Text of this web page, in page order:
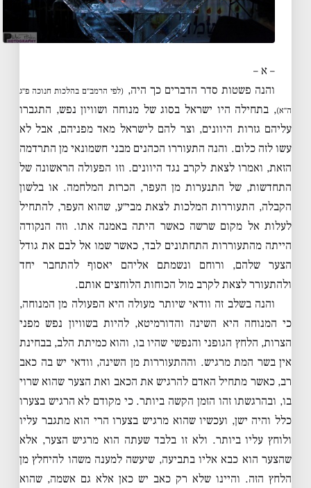
– א –
והנה פשטות סדר הדברים כך היה, (לפי הרמב״ם בהלכות חנוכה פ״ג
ה״א), בתחילה היו ישראל בסוג של מנוחה ושוויון נפש, התגברו
עליהם גזרות היוונים, וצר להם לישראל מאד מפניהם, אבל לא
עשו לזה כלום. והנה התעוררו הכהנים מבני חשמונאי מן התרדמה
הזאת, ואמרו לצאת לקרב נגד היוונים. וזו הפעולה הראשונה של
התחדשות, של התנערות מן העפר, הכרזת המלחמה. או בלשון
הקבלה, התעוררות המלכות לצאת מבי״ע, שהוא העפר, להתחיל
לעלות אל מקום שרשה כאשר היתה באמנה אתו. וזה הנקודה
הייתה מהתעוררות התחתונים לבד, כאשר שמו אל לבם את גודל
הצער שלהם, ורוחם ונשמתם אליהם יאסוף להתחבר יחד
ולהתעורר לצאת לקרב מול הכוחות הלוחצים אותם.
והנה בשלב זה וודאי שיותר מעולה היא הפעולה מן המנוחה,
כי המנוחה היא השינה והדורמיטא, להיות בשוויון נפש מפני
הצרות, הלחץ הגופני והנפשי שהיו בו, והוא כמיתת הלב, בבחינת
אין בשר המת מרגיש. וההתעוררות מן השינה, וודאי יש בה כאב
רב, כאשר מתחיל האדם להרגיש את הכאב ואת הצער שהוא שרוי
בו, ובהרגשתו זהו הזמן הקשה ביותר. כי מקודם לא הרגיש בצערו
כלל והיה ישן, ועכשיו שהוא מרגיש בצערו הרי הוא מתגבר עליו
ולוחץ עליו ביותר. ולא זו בלבד שעתה הוא מרגיש הצער, אלא
שהצער הוא כבא אליו בתביעה, שיעשה למענה משהו להיחלץ מן
הלחץ הזה. והיינו שלא רק כאב יש כאן אלא גם אשמה, שהוא